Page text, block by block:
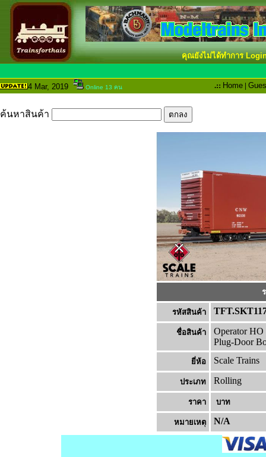
คุณยังไม่ได้ทำการ
4 Mar, 2019 Online 13 คน .:: Home |
ค้นหาสินค้า
รหัสสินค้า
ชื่อสินค้า
Operator
Plug-Door
ยี่ห้อ Scale Trains
ประเภท Rolling
ราคา บาท
หมายเหต N/A